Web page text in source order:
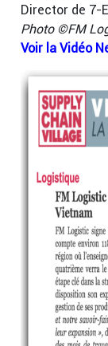
Director de 7-
Photo ©FM
Voir la Vidéo